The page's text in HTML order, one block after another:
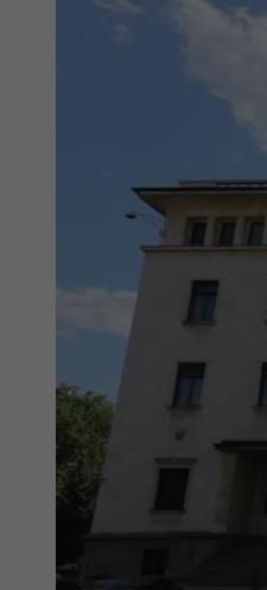
ЕНЕРГЕТИКА